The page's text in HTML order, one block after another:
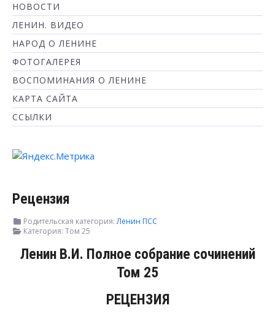
НОВОСТИ
ЛЕНИН. ВИДЕО
НАРОД О ЛЕНИНЕ
ФОТОГАЛЕРЕЯ
ВОСПОМИНАНИЯ О ЛЕНИНЕ
КАРТА САЙТА
ССЫЛКИ
Рецензия
Родительская категория:Ленин ПСС
Категория: Том 25
Ленин В.И. Полное собрание сочинений
Том 25
РЕЦЕНЗИЯ